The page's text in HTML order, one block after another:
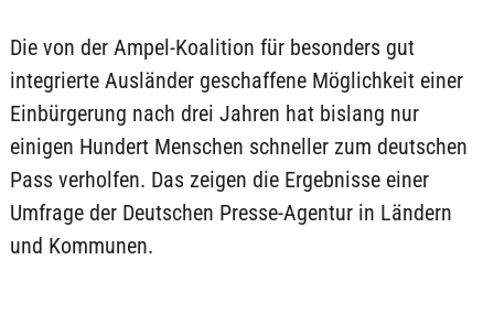
Die von der Ampel-Koalition für besonders gut
integrierte Ausländer geschaffene Möglichkeit einer
Einbürgerung nach drei Jahren hat bislang nur
einigen Hundert Menschen schneller zum deutschen
Pass verholfen. Das zeigen die Ergebnisse einer
Umfrage der Deutschen Presse-Agentur in Ländern
und Kommunen.